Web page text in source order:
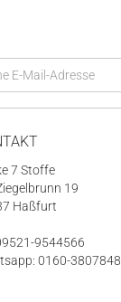
7 Stoffe
19
Haßfurt
9544566
0160-3807848